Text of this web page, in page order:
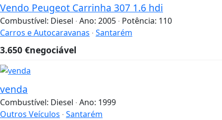
Vendo Peugeot Carrinha 307 1.6 hdi
Combustível: Diesel Ano: 2005 Potência: 110
Carros e Autocaravanas Santarém
3.650 €negociável
venda
Combustível: Diesel Ano: 1999
Outros Veículos Santarém